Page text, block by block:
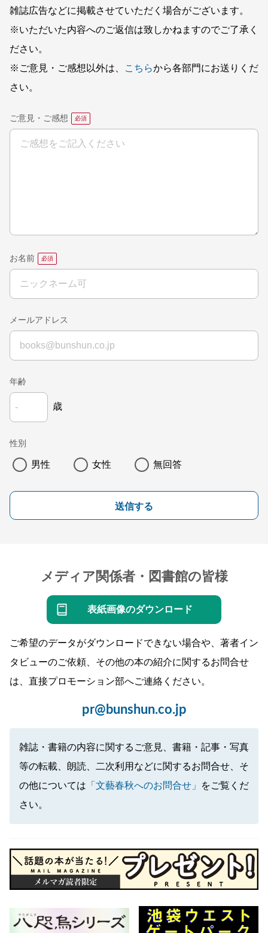
雑誌広告などに掲載させていただく場合がございます。
※いただいた内容へのご返信は致しかねますのでご了承く
ださい。
※ご意見・ご感想以外は、
こちらから各部門にお送りくだ
さい。
ご意見・ご感想
お名前
メールアドレス
年齢
歳
性別
男性 女性 無回答
送信する
メディア関係者・図書館の皆様
表紙画像のダウンロード
ご希望のデータがダウンロードできない場合や、著者イン
タビューのご依頼、その他の本の紹介に関するお問合せ
は、直接プロモーション部へご連絡ください。
pr@bunshun.co.jp
雑誌・書籍の内容に関するご意見、書籍・記事・写真
等の転載、朗読、二次利用などに関するお問合せ、そ
の他については 「文藝春秋へのお問合せ」
をご覧くだ
さい。